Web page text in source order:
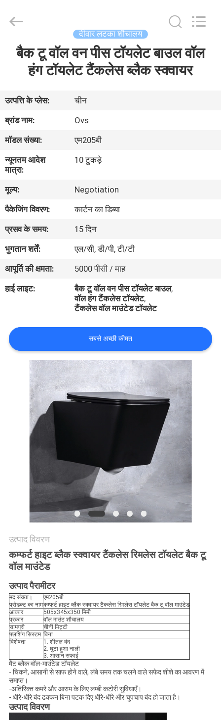
हमारे
बारे
कारखाना
भ्रमण
गुणवत्ता
नियंत्रण
संपर्क
समाचार
मामलों
bathroomstoilet.com.
दीवार लटका शौचालय
बैक टू वॉल वन पीस टॉयलेट बाउल वॉल
हंग टॉयलेट टैंकलेस ब्लैक स्क्वायर
उत्पत्ति के प्लेस:
चीन
ब्रांड नाम:
Ovs
मॉडल संख्या:
एम205बी
न्यूनतम आदेश
मात्रा:
10 टुकड़े
मूल्य:
Negotiation
पैकेजिंग विवरण:
कार्टन का डिब्बा
प्रसव के समय:
15 दिन
भुगतान शर्तें:
एल/सी, डी/पी, टी/टी
आपूर्ति की क्षमता:
5000 पीसी / माह
हाई लाइट:
बैक टू वॉल वन पीस टॉयलेट बाउल,
वॉल हंग टैंकलेस टॉयलेट,
टैंकलेस वॉल माउंटेड टॉयलेट
सबसे अच्छी कीमत
उत्पाद विवरण
कम्फर्ट हाइट ब्लैक स्क्वायर टैंकलेस रिमलेस टॉयलेट बैक टू
वॉल माउंटेड
उत्पाद पैरामीटर
मद संख्या।
एम205बी
प्रोडक्ट का नामकम्फर्ट हाइट ब्लैक स्क्वायर टैंकलेस रिमलेस टॉयलेट बैक टू वॉल माउंटेड
आकार
505x345x350 मिमी
प्रकार
वॉल माउंट शौचालय
सामग्री
चीनी मिट्टी
फ्लशिंग सिस्टम बिना
विशेषता
1. शीतल बंद
2. घुटा हुआ नाली
3. आसान सफाई
मैट ब्लैक वॉल-माउंटेड टॉयलेट
- चिकने, आसानी से साफ होने वाले, लंबे समय तक चलने वाले सफेद शीशे का आवरण में
समाप्त।
-अतिरिक्त कमरे और आराम के लिए लम्बी कटोरी सुविधाएँ।
- धीरे-धीरे बंद ढक्कन बिना पटक दिए धीरे-धीरे और चुपचाप बंद हो जाता है।
उत्पाद विवरण